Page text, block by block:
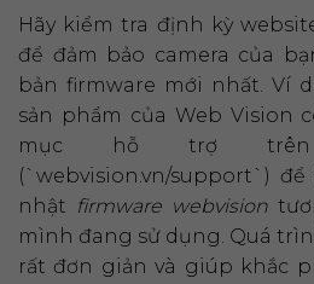
Hãy kiểm tra định kỳ
để đảm bảo camera của
bản firmware mới nhất. Ví
sản phẩm của Web Vision
mục hỗ trợ
(`webvision.vn/support`)
nhật firmware webvision
mình đang sử dụng. Quá
rất đơn giản và giúp khắc